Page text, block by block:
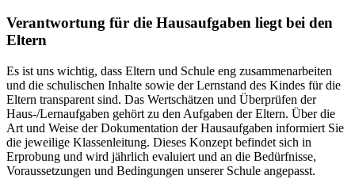
Verantwortung für die Hausaufgaben liegt bei den
Eltern
Es ist uns wichtig, dass Eltern und Schule eng zusammenarbeiten
und die schulischen Inhalte sowie der Lernstand des Kindes für die
Eltern transparent sind. Das Wertschätzen und Überprüfen der
Haus-/Lernaufgaben gehört zu den Aufgaben der Eltern. Über die
Art und Weise der Dokumentation der Hausaufgaben informiert Sie
die jeweilige Klassenleitung. Dieses Konzept befindet sich in
Erprobung und wird jährlich evaluiert und an die Bedürfnisse,
Voraussetzungen und Bedingungen unserer Schule angepasst.